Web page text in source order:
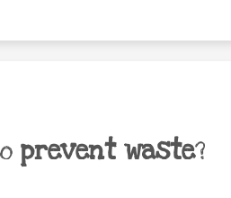
prevent waste?